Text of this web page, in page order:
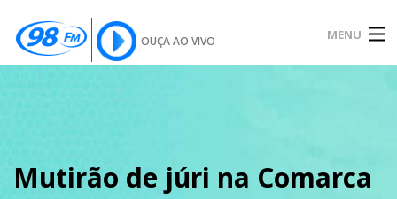
OUÇA AO VIVO MENU
SOBRE
Mutirão de júri na Comarca